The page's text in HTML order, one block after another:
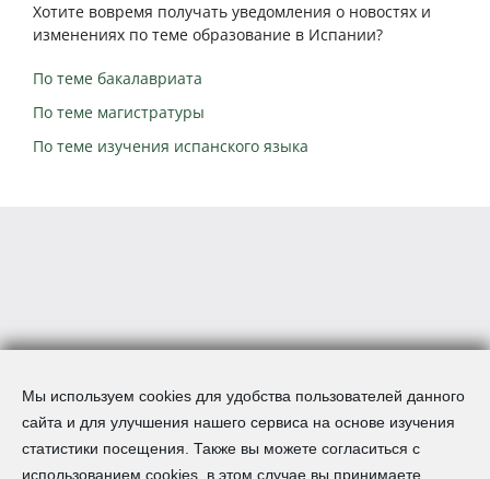
Мы используем cookies для удобства пользователей данного
сайта и для улучшения нашего сервиса на основе изучения
статистики посещения. Также вы можете согласиться с
использованием cookies, в этом случае вы принимаете
Хотите вовремя получать уведомления о новостях и
изменениях по теме образование в Испании?
По теме бакалавриата
По теме магистратуры
По теме изучения испанского языка